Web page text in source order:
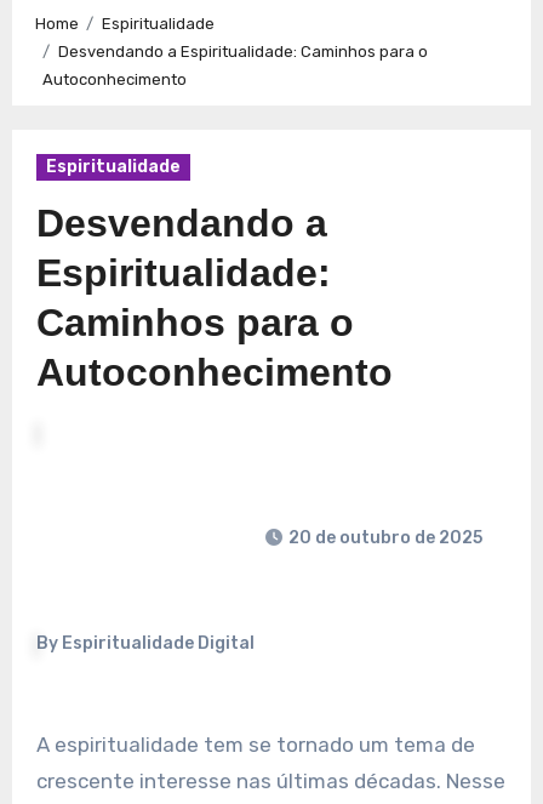
Caminhos para a Plenitude no Presente
Espiritualidade: Conexão e Significado no Presente
Home
Espiritualidade
Desvendando a Espiritualidade: Caminhos para o
Autoconhecimento
Espiritualidade
Desvendando a
Espiritualidade:
Caminhos para o
Autoconhecimento
By Espiritualidade Digital
20 de outubro de 2025
A espiritualidade tem se tornado um tema de
crescente interesse nas últimas décadas. Nesse